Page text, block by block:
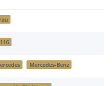
Mercedes-Benz